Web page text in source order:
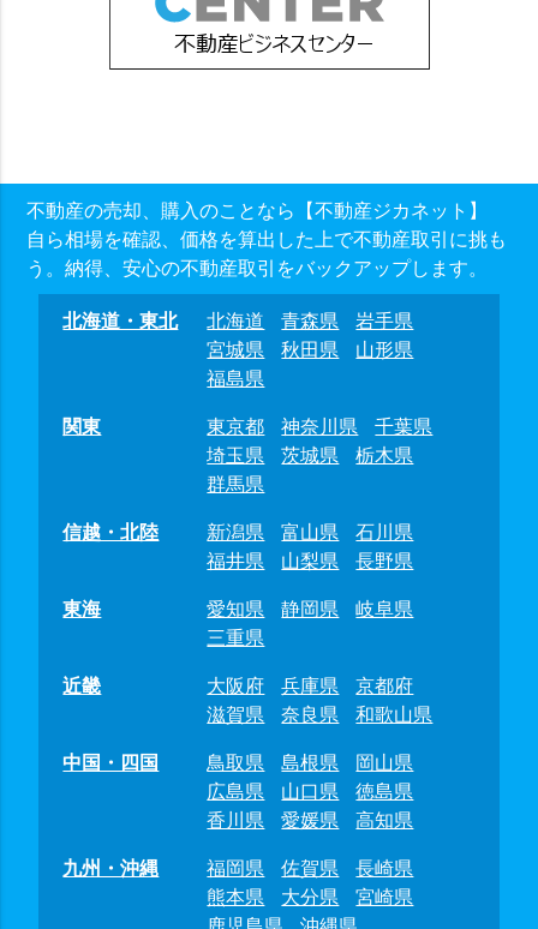
不動産の売却、購入のことなら【不動産ジカネット】
自ら相場を確認、価格を算出した上で不動産取引に挑も
う。納得、安心の不動産取引をバックアップします。
北海道・東北 北海道 青森県
岩手県
宮城県
秋田県
山形県
福島県
関東
東京都 神奈川県
千葉県
埼玉県
茨城県
栃木県
群馬県
信越・北陸
新潟県 富山県
石川県
福井県
山梨県
長野県
東海
愛知県 静岡県
岐阜県
三重県
近畿
大阪府 兵庫県
京都府
滋賀県
奈良県
和歌山県
中国・四国
鳥取県 島根県
岡山県
広島県
山口県
徳島県
香川県
愛媛県
高知県
九州・沖縄
福岡県 佐賀県
長崎県
熊本県
大分県
宮崎県